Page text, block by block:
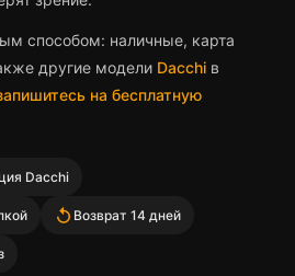
способом: наличные, карта
другие модели Dacchi в
на бесплатную
Dacchi
replay Возврат 14 дней